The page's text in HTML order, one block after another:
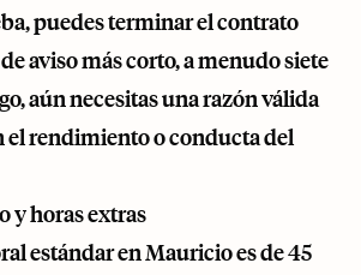
puedes terminar el contrato
aviso más corto, a menudo siete
aún necesitas una razón válida
el rendimiento o conducta del
y horas extras
estándar en Mauricio es de 45